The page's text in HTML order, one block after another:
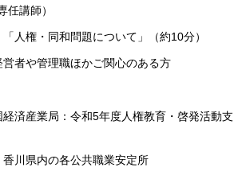
任講師）
人権・同和問題について」（約10分）
者や管理職ほかご関心のある方
済産業局：令和5年度人権教育・啓発活動支
川県内の各公共職業安定所